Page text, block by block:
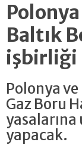
Baltık
işbirliği
Polonya
Gaz Boru
yapacak.